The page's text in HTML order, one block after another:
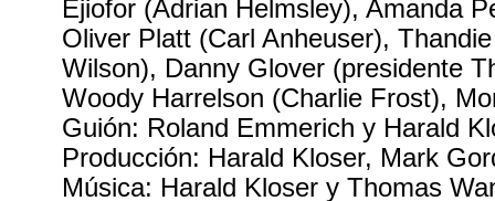
Ejiofor (Adrian Helmsley), Amanda
Oliver Platt (Carl Anheuser),
Wilson), Danny Glover (presidente
Woody Harrelson (Charlie Frost),
Guión: Roland Emmerich y Harald
Producción: Harald Kloser, Mark
Música: Harald Kloser y Thomas